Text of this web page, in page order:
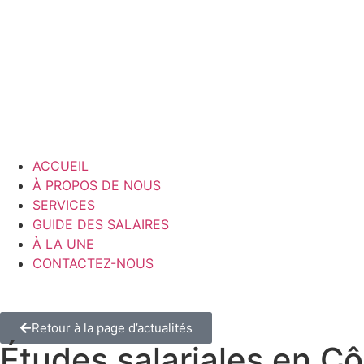
ACCUEIL
À PROPOS DE NOUS
SERVICES
GUIDE DES SALAIRES
À LA UNE
CONTACTEZ-NOUS
Retour à la page d’actualités